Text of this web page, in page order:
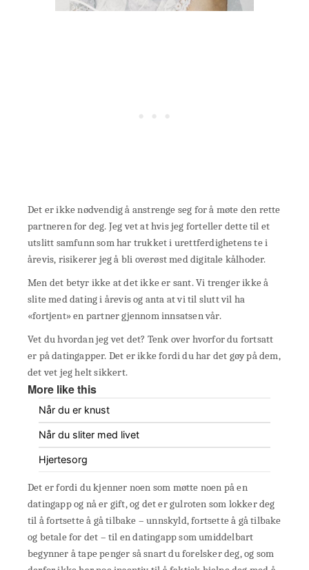
Det er ikke nødvendig å anstrenge seg for å møte den rette
partneren for deg. Jeg vet at hvis jeg forteller dette til et
utslitt samfunn som har trukket i urettferdighetens te i
årevis, risikerer jeg å bli overøst med digitale kålhoder.
Men det betyr ikke at det ikke er sant. Vi trenger ikke å
slite med dating i årevis og anta at vi til slutt vil ha
«fortjent» en partner gjennom innsatsen vår.
Vet du hvordan jeg vet det? Tenk over hvorfor du fortsatt
er på datingapper. Det er ikke fordi du har det gøy på dem,
det vet jeg helt sikkert.
More like this
Når du er knust
Når du sliter med livet
Hjertesorg
Det er fordi du kjenner noen som møtte noen på en
datingapp og nå er gift, og det er gulroten som lokker deg
til å fortsette å gå tilbake – unnskyld, fortsette å gå tilbake
og betale for det – til en datingapp som umiddelbart
begynner å tape penger så snart du forelsker deg, og som